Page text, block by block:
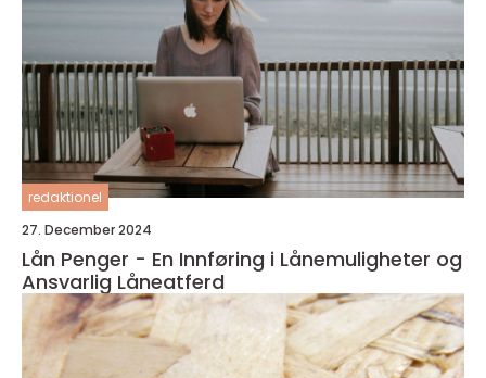
redaktionel
27. December 2024
Lån Penger - En Innføring i Lånemuligheter og
Ansvarlig Låneatferd